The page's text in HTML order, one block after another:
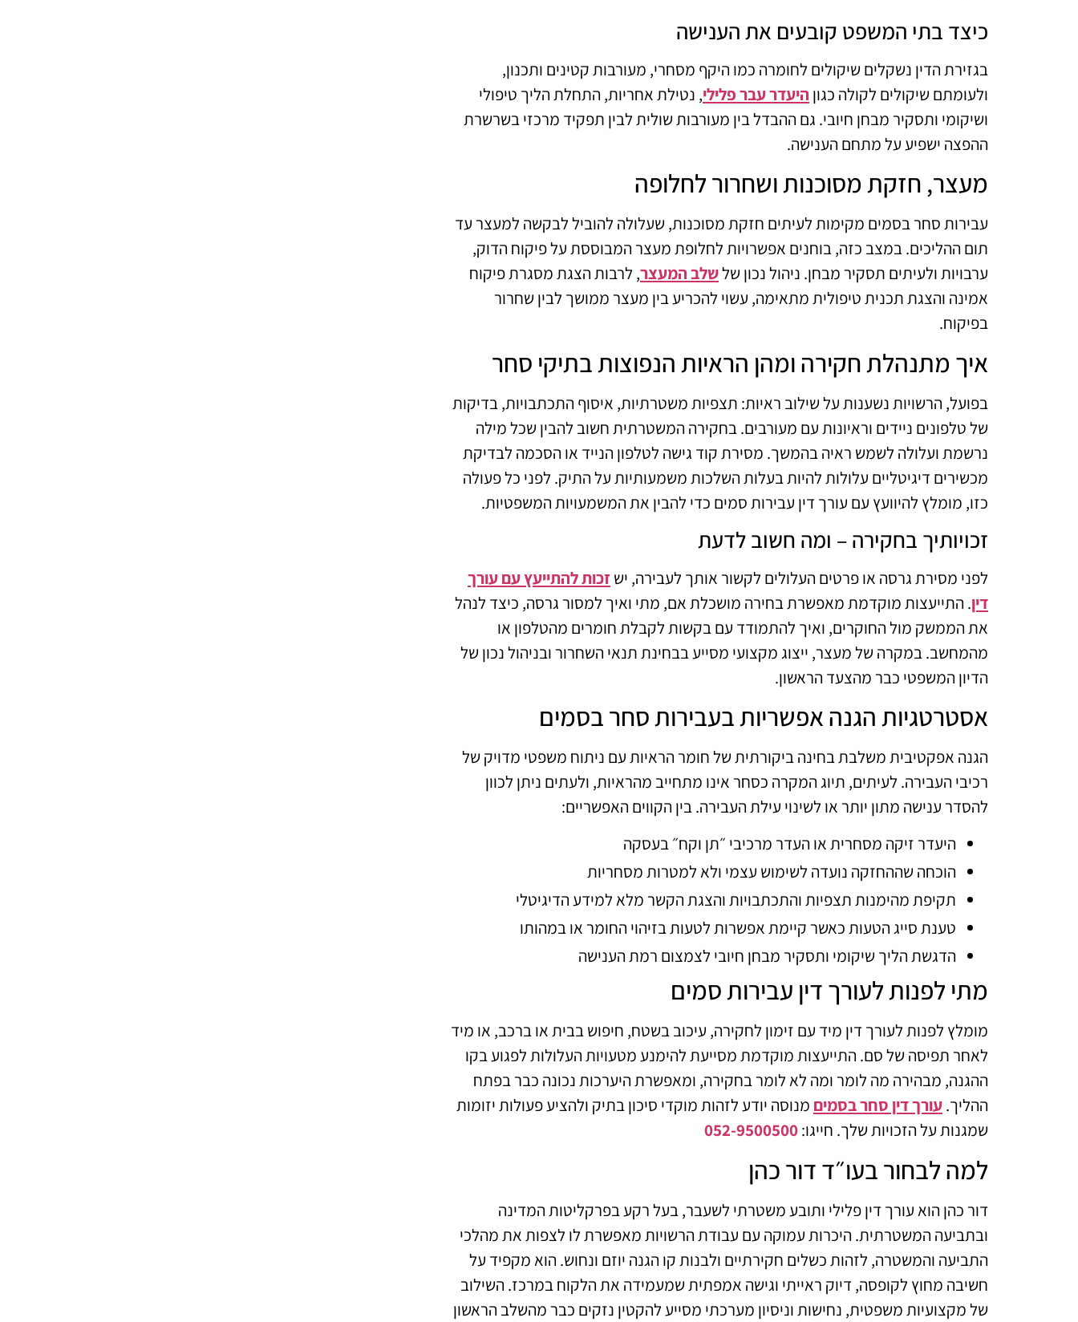
כיצד בתי המשפט קובעים את הענישה
בגזירת הדין נשקלים שיקולים לחומרה כמו היקף מסחרי, מעורבות קטינים ותכנון,
ולעומתם שיקולים לקולה כגון היעדר עבר פלילי, נטילת אחריות, התחלת הליך טיפולי
ושיקומי ותסקיר מבחן חיובי. גם ההבדל בין מעורבות שולית לבין תפקיד מרכזי בשרשרת
ההפצה ישפיע על מתחם הענישה.
מעצר, חזקת מסוכנות ושחרור לחלופה
עבירות סחר בסמים מקימות לעיתים חזקת מסוכנות, שעלולה להוביל לבקשה למעצר עד
תום ההליכים. במצב כזה, בוחנים אפשרויות לחלופת מעצר המבוססת על פיקוח הדוק,
ערבויות ולעיתים תסקיר מבחן. ניהול נכון שלשלב המעצר, לרבות הצגת מסגרת פיקוח
אמינה והצגת תכנית טיפולית מתאימה, עשוי להכריע בין מעצר ממושך לבין שחרור
בפיקוח.
איך מתנהלת חקירה ומהן הראיות הנפוצות בתיקי סחר
בפועל, הרשויות נשענות על שילוב ראיות: תצפיות משטרתיות, איסוף התכתבויות, בדיקות
של טלפונים ניידים וראיונות עם מעורבים. בחקירה המשטרתית חשוב להבין שכל מילה
נרשמת ועלולה לשמש ראיה בהמשך. מסירת קוד גישה לטלפון הנייד או הסכמה לבדיקת
מכשירים דיגיטליים עלולות להיות בעלות השלכות משמעותיות על התיק. לפני כל פעולה
כזו, מומלץ להיוועץ עם עורך דין עבירות סמים כדי להבין את המשמעויות המשפטיות.
זכויותיך בחקירה – ומה חשוב לדעת
לפני מסירת גרסה או פרטים העלולים לקשור אותך לעבירה, יש זכות להתייעץ עם עורך
דין. התייעצות מוקדמת מאפשרת בחירה מושכלת אם, מתי ואיך למסור גרסה, כיצד לנהל
את הממשק מול החוקרים, ואיך להתמודד עם בקשות לקבלת חומרים מהטלפון או
מהמחשב. במקרה של מעצר, ייצוג מקצועי מסייע בבחינת תנאי השחרור ובניהול נכון של
הדיון המשפטי כבר מהצעד הראשון.
אסטרטגיות הגנה אפשריות בעבירות סחר בסמים
הגנה אפקטיבית משלבת בחינה ביקורתית של חומר הראיות עם ניתוח משפטי מדויק של
רכיבי העבירה. לעיתים, תיוג המקרה כסחר אינו מתחייב מהראיות, ולעתים ניתן לכוון
להסדר ענישה מתון יותר או לשינוי עילת העבירה. בין הקווים האפשריים:
היעדר זיקה מסחרית או העדר מרכיבי ״תן וקח״ בעסקה
הוכחה שההחזקה נועדה לשימוש עצמי ולא למטרות מסחריות
תקיפת מהימנות תצפיות והתכתבויות והצגת הקשר מלא למידע הדיגיטלי
טענת סייג הטעות כאשר קיימת אפשרות לטעות בזיהוי החומר או במהותו
הדגשת הליך שיקומי ותסקיר מבחן חיובי לצמצום רמת הענישה
מתי לפנות לעורך דין עבירות סמים
מומלץ לפנות לעורך דין מיד עם זימון לחקירה, עיכוב בשטח, חיפוש בבית או ברכב, או מיד
לאחר תפיסה של סם. התייעצות מוקדמת מסייעת להימנע מטעויות העלולות לפגוע בקו
ההגנה, מבהירה מה לומר ומה לא לומר בחקירה, ומאפשרת היערכות נכונה כבר בפתח
ההליך.עורך דין סחר בסמים מנוסה יודע לזהות מוקדי סיכון בתיק ולהציע פעולות יזומות
שמגנות על הזכויות שלך. חייגו:052-9500500
למה לבחור בעו״ד דור כהן
דור כהן הוא עורך דין פלילי ותובע משטרתי לשעבר, בעל רקע בפרקליטות המדינה
ובתביעה המשטרתית. היכרות עמוקה עם עבודת הרשויות מאפשרת לו לצפות את מהלכי
התביעה והמשטרה, לזהות כשלים חקירתיים ולבנות קו הגנה יוזם ונחוש. הוא מקפיד על
חשיבה מחוץ לקופסה, דיוק ראייתי וגישה אמפתית שמעמידה את הלקוח במרכז. השילוב
של מקצועיות משפטית, נחישות וניסיון מערכתי מסייע להקטין נזקים כבר מהשלב הראשון